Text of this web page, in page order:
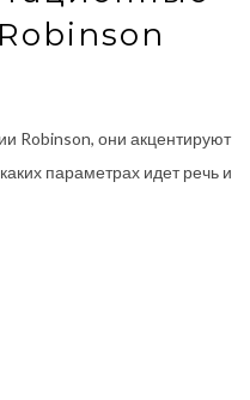
Robinson, они акцентируют
параметрах идет речь и